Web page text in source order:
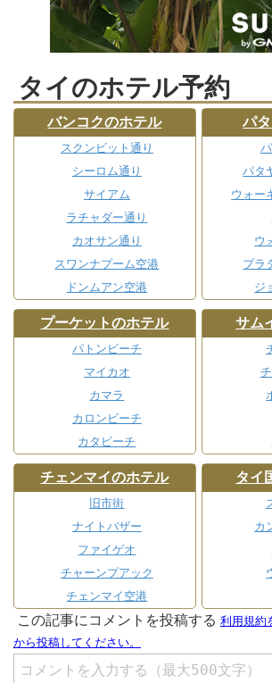
タイのホテル予約
バンコクのホテル
スクンビット通り
シーロム通り
サイアム
ラチャダー通り
カオサン通り
スワンナプーム空港
ドンムアン空港
パ
パタ
ウォー
ウ
プラ
ジ
プーケットのホテル
パトンビーチ
マイカオ
カマラ
カロンビーチ
カタビーチ
サム
チェンマイのホテル
旧市街
ナイトバザー
ファイゲオ
チャーンプアック
チェンマイ空港
タイ
カ